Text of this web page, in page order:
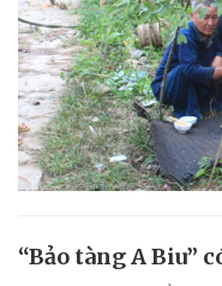
“Bảo tàng A Biu”